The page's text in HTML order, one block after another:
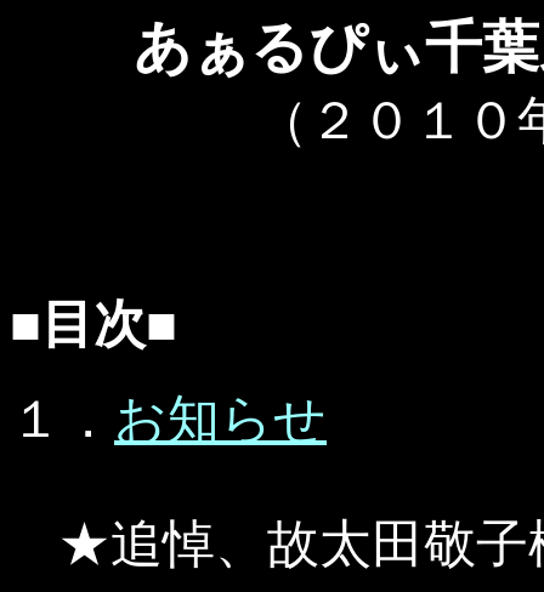
あぁるぴぃ千
（２０１
■目次■
１． お知らせ
★追悼、故太田敬